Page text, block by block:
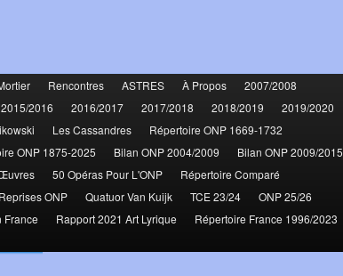
Rencontres ASTRES À Propos
2007/2008
2015/2016 2016/2017 2017/2018 2018/2019
2019/2020
Les Cassandres
Répertoire ONP 1669-1732
ONP 1875-2025 Bilan ONP 2004/2009
Bilan ONP 2009/2015
50 Opéras Pour L'ONP
Répertoire Comparé
ONP Quatuor Van Kuijk TCE 23/24
ONP 25/26
France Rapport 2021 Art Lyrique
Répertoire France 1996/2023